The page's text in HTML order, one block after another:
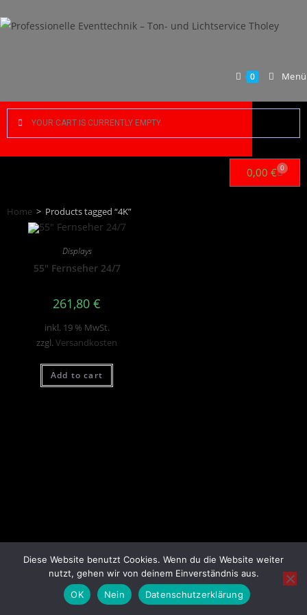
0 Menü
YOUR CART IS CURRENTLY EMPTY.
0,00 € 0
Home > Products tagged “4K”
Displays
55″ Fernseher 24/7
261,80 €
inkl. 19 % MwSt.
zzgl.Versandkosten
Add to cart
Diese Website benutzt Cookies. Wenn du die Website weiter
nutzt, gehen wir von deinem Einverständnis aus.
OK
Nein Datenschutzerklärung